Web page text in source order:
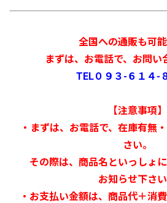
全国への通販も可能
まずは、お電話で、お問い
TEL０９３-６１４-
【注意事項】
・まずは、お電話で、在庫有無
さい。
その際は、商品名といっしょに
お知らせ下さい
・お支払い金額は、商品代＋消